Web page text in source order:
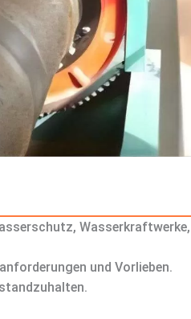
Wasserkraftwerke,
und Vorlieben.